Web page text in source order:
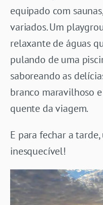
equipado com
variados. Um
relaxante de águas
pulando de uma
saboreando as
branco maravilhoso
quente da viagem.
E para fechar a
inesquecível!